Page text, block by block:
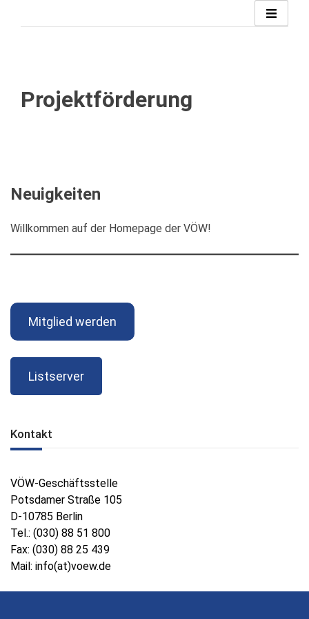
Projektförderung
Neuigkeiten
Willkommen auf der Homepage der VÖW!
Mitglied werden
Listserver
Kontakt
VÖW-Geschäftsstelle
Potsdamer Straße 105
D-10785 Berlin
Tel.: (030) 88 51 800
Fax: (030) 88 25 439
Mail: info(at)voew.de